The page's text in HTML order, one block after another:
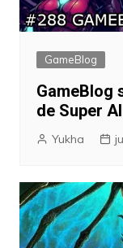
GameBlog
GameBlog
de Super
Yukha